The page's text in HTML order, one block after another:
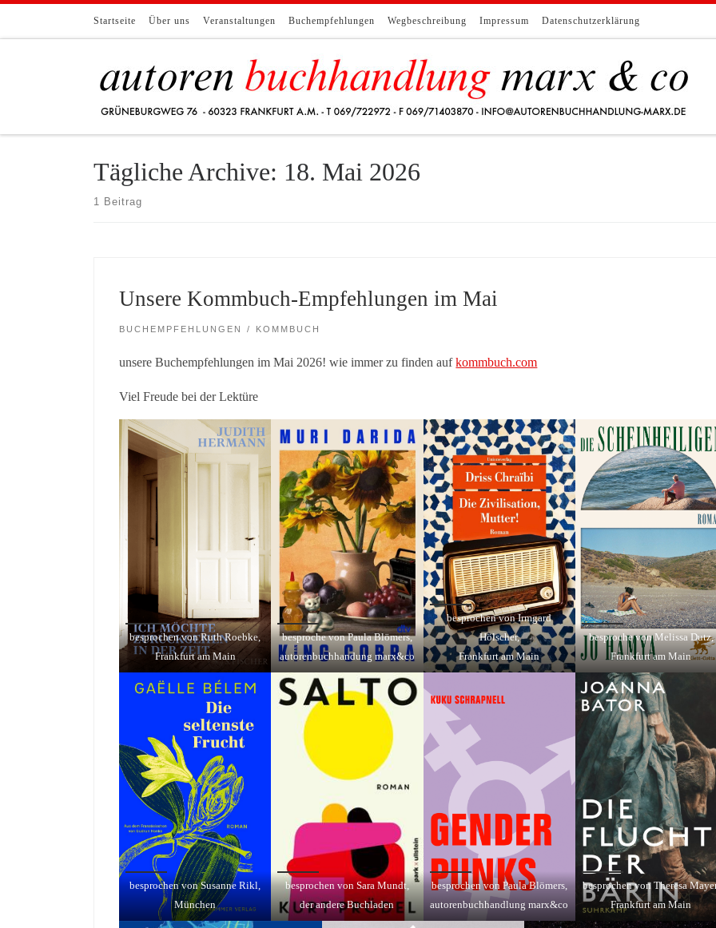
Zum Inhalt springenStartseite Über uns Veranstaltungen Buchempfehlungen Wegbeschreibung Impressum Datenschutzerklärung
Tägliche Archive: 18. Mai 2026
1 Beitrag
Unsere Kommbuch-Empfehlungen im Mai
BUCHEMPFEHLUNGEN KOMMBUCH
unsere Buchempfehlungen im Mai 2026! wie immer zu finden aufkommbuch.com
Viel Freude bei der Lektüre
besprochen von Ruth Roebke,
Frankfurt am Main
besproche von Paula Blömers,
autorenbuchhandung marx&co
besprochen von Irmgard
Hölscher,
Frankfurt am Main
besproche von Melissa Dutz,
Frankfurt am Main
besprochen von Susanne Rikl,
München
besprochen von Sara Mundt,
der andere Buchladen
besprochen von Paula Blömers,
autorenbuchhandlung marx&co
besprochen von Theresa
Frankfurt am Main